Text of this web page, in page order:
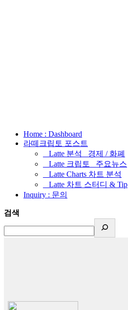
Home : Dashboard
라떼크립토 포스트
_ Latte 분석 _경제 / 화폐
_ Latte 크립토 _주요뉴스
_ Latte Charts 차트 분석
_ Latte 차트 스터디 & Tip
Inquiry : 문의
검색